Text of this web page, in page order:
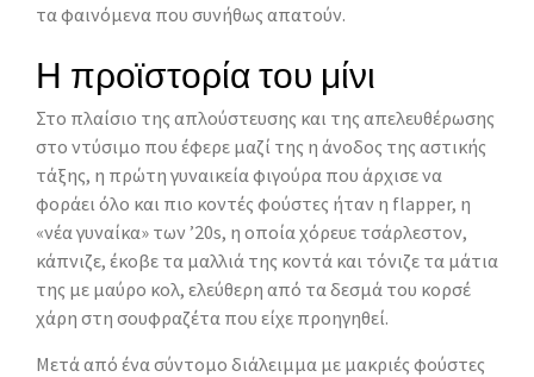
τα φαινόμενα που συνήθως απατούν.
Η προϊστορία του μίνι
Στο πλαίσιο της απλούστευσης και της απελευθέρωσης
στο ντύσιμο που έφερε μαζί της η άνοδος της αστικής
τάξης, η πρώτη γυναικεία φιγούρα που άρχισε να
φοράει όλο και πιο κοντές φούστες ήταν η flapper, η
«νέα γυναίκα» των ’20s, η οποία χόρευε τσάρλεστον,
κάπνιζε, έκοβε τα μαλλιά της κοντά και τόνιζε τα μάτια
της με μαύρο κολ, ελεύθερη από τα δεσμά του κορσέ
χάρη στη σουφραζέτα που είχε προηγηθεί.
Μετά από ένα σύντομο διάλειμμα με μακριές φούστες